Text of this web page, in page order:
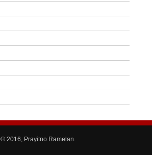
© 2016, Prayitno Ramelan.